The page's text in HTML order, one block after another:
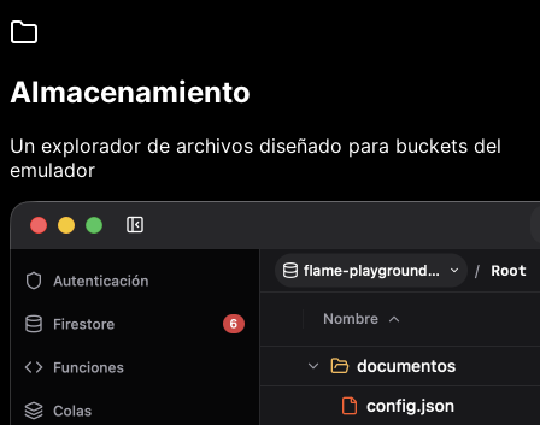
Almacenamiento
Un explorador de archivos diseñado para buckets del
emulador